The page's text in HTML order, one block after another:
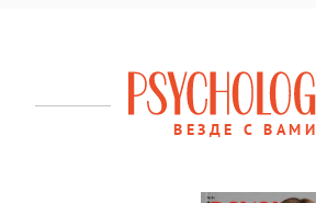
ВЕЗДЕ С ВАМИ